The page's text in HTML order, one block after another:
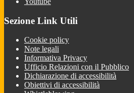
Sezione Link Utili
Cookie policy
Note legali
Informativa Privacy
Ufficio Relazioni con il Pubblico
Dichiarazione di accessibilità
Obiettivi di accessibilità